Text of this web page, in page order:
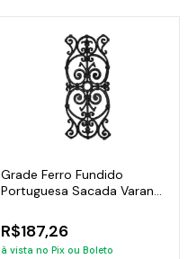
Grade Ferro Fundido
Portuguesa Sacada Varanda
R$187,26
à vista no Pix ou Boleto